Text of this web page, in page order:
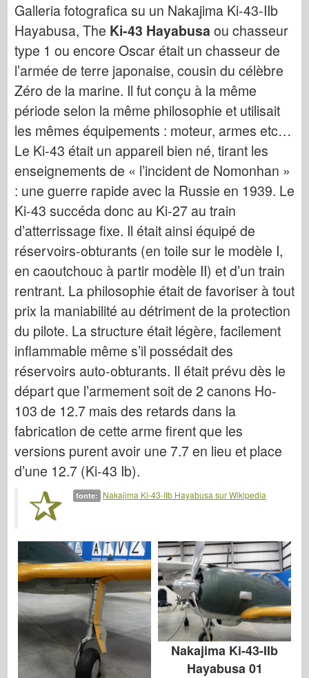
Drago
Eduard
Modello E.T.
Stampi fini
Forze del Valore
Friulmodel
HobbyBoss
Modelli IBG
Icm
Italeri
Leggenda
Modello Meng
Tamiya
Tristar
Zvezda
Album-Foto
Passeggiare
Libri
Dvd
Contattare
Rivista
I kit
Galleria fotografica su un Nakajima Ki-43-IIb
Hayabusa, The Ki-43 Hayabusa ou chasseur
type 1 ou encore Oscar était un chasseur de
l’armée de terre japonaise, cousin du célèbre
Zéro de la marine. Il fut conçu à la même
période selon la même philosophie et utilisait
les mêmes équipements : moteur, armes etc…
Le Ki-43 était un appareil bien né, tirant les
enseignements de « l’incident de Nomonhan »
: une guerre rapide avec la Russie en 1939. Le
Ki-43 succéda donc au Ki-27 au train
d’atterrissage fixe. Il était ainsi équipé de
réservoirs-obturants (en toile sur le modèle I,
en caoutchouc à partir modèle II) et d’un train
rentrant. La philosophie était de favoriser à tout
prix la maniabilité au détriment de la protection
du pilote. La structure était légère, facilement
inflammable même s’il possédait des
réservoirs auto-obturants. Il était prévu dès le
départ que l’armement soit de 2 canons Ho-
103 de 12.7 mais des retards dans la
fabrication de cette arme firent que les
versions purent avoir une 7.7 en lieu et place
d’une 12.7 (Ki-43 Ib).
fonte: Nakajima Ki-43-IIb Hayabusa sur Wikipedia
Nakajima Ki-43-IIb
Hayabusa 01